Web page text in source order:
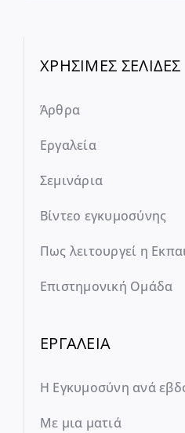
ΧΡΗΣΙΜΕΣ ΣΕΛΙΔΕΣ
Άρθρα
Εργαλεία
Σεμινάρια
Βίντεο εγκυμοσύνης
Πως λειτουργεί η
Επιστημονική Ομάδα
ΕΡΓΑΛΕΙΑ
Η Εγκυμοσύνη ανά
Με μια ματιά